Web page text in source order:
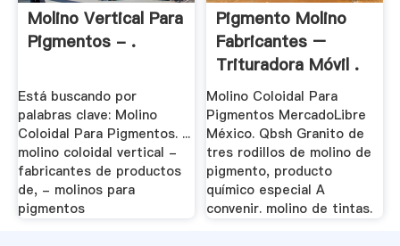
Molino Vertical Para
Pigmentos - .
Está buscando por
palabras clave: Molino
Coloidal Para Pigmentos. ...
molino coloidal vertical -
fabricantes de productos
de, - molinos para
pigmentos
Pigmento Molino
Fabricantes –
Trituradora Móvil .
Molino Coloidal Para
Pigmentos MercadoLibre
México. Qbsh Granito de
tres rodillos de molino de
pigmento, producto
químico especial A
convenir. molino de tintas.